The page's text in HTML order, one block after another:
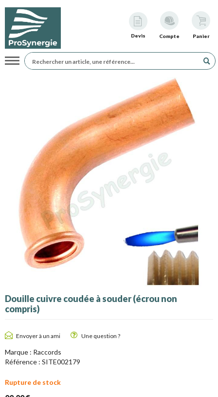
Devis Compte Panier
Navigation
Douille cuivre coudée à souder (écrou non
compris)
Envoyer à un ami Une question ?
Marque : Raccords
Référence : SITE002179
Rupture de stock